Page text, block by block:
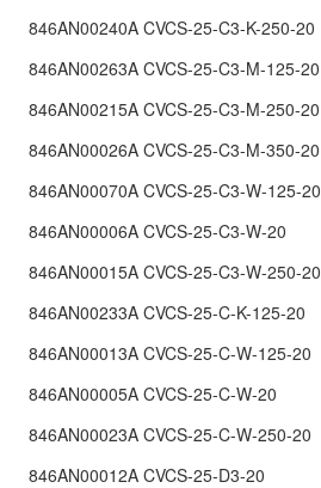
846AN00240A CVCS-25-C3-K-250-20
846AN00263A CVCS-25-C3-M-125-20
846AN00215A CVCS-25-C3-M-250-20
846AN00026A CVCS-25-C3-M-350-20
846AN00070A CVCS-25-C3-W-125-20
846AN00006A CVCS-25-C3-W-20
846AN00015A CVCS-25-C3-W-250-20
846AN00233A CVCS-25-C-K-125-20
846AN00013A CVCS-25-C-W-125-20
846AN00005A CVCS-25-C-W-20
846AN00023A CVCS-25-C-W-250-20
846AN00012A CVCS-25-D3-20